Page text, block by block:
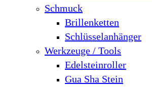
Schmuck
Brillenketten
Schlüsselanhänger
Werkzeuge / Tools
Edelsteinroller
Gua Sha Stein